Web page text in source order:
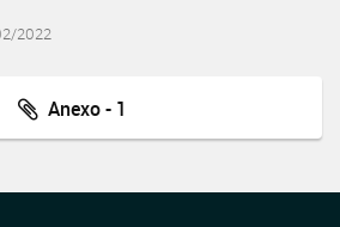
2022
Anexo - 1